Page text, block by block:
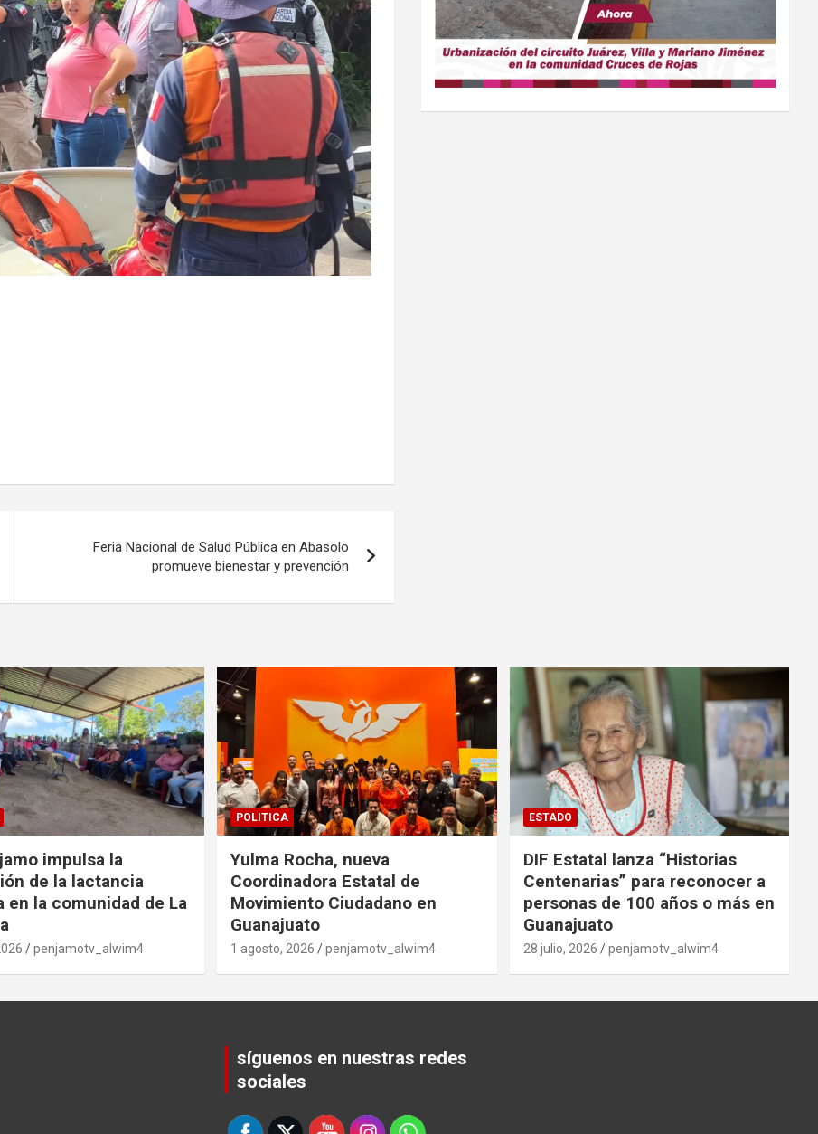
Feria Nacional de Salud Pública en Abasolo
promueve bienestar y prevención
impulsa la
de la lactancia
en la comunidad de La
penjamotv_alwim4
POLITICA
Yulma Rocha, nueva
Coordinadora Estatal de
Movimiento Ciudadano en
Guanajuato
1 agosto, 2026 penjamotv_alwim4
ESTADO
DIF Estatal lanza “Historias
Centenarias” para reconocer a
personas de 100 años o más en
Guanajuato
28 julio, 2026 penjamotv_alwim4
síguenos en nuestras redes
socialesSet Youtube Channel ID